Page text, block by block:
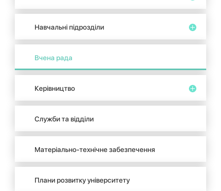
Навчальні підрозділи
Вчена рада
Керівництво
Служби та відділи
Матеріально-технічне забезпечення
Плани розвитку університету